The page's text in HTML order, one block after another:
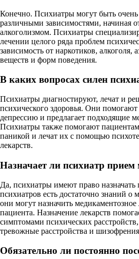
Конечно. Психиатры могут быть
различными зависимостями, начиная
алкоголизмом. Психиатры
лечении целого ряда проблем
зависимость от наркотиков, алкоголя,
веществ и форм поведения.
В каких вопросах силен
Психиатры диагностируют, лечат и
психического здоровья. Они
депрессию и предлагает подходящие
Психиатры также помогают пациентам
паникой и лечат их с помощью
лекарств.
Назначает ли психиатр прием
Да, психиатры имеют право назначать
психиатров есть достаточно знаний о
они могут назначить
пациента. Назначение лекарств
симптомами психических
тревожные расстройства и
Обязательно ли постоянно